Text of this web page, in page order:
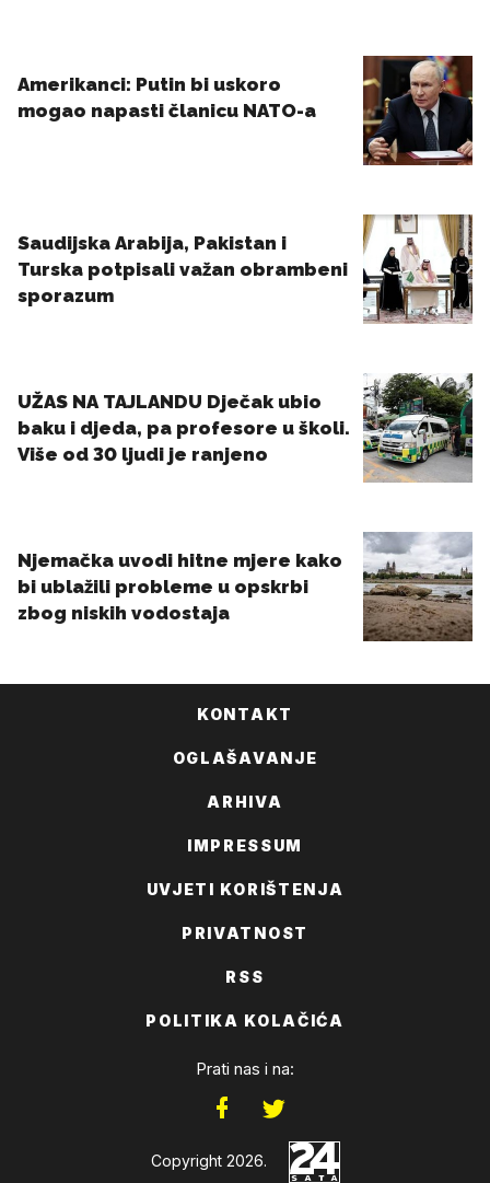
KONTAKT
OGLAŠAVANJE
ARHIVA
IMPRESSUM
UVJETI KORIŠTENJA
PRIVATNOST
RSS
POLITIKA KOLAČIĆA
Prati nas i na:
Copyright 2026.